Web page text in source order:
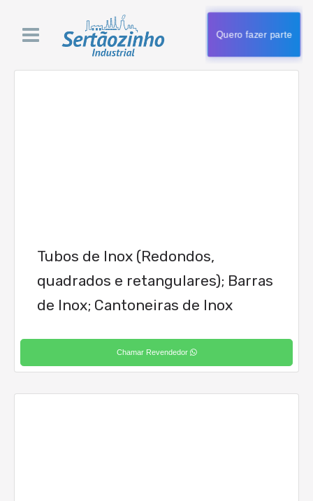
Quero fazer parte
Tubos de Inox (Redondos,
quadrados e retangulares); Barras
de Inox; Cantoneiras de Inox
Chamar Revendedor